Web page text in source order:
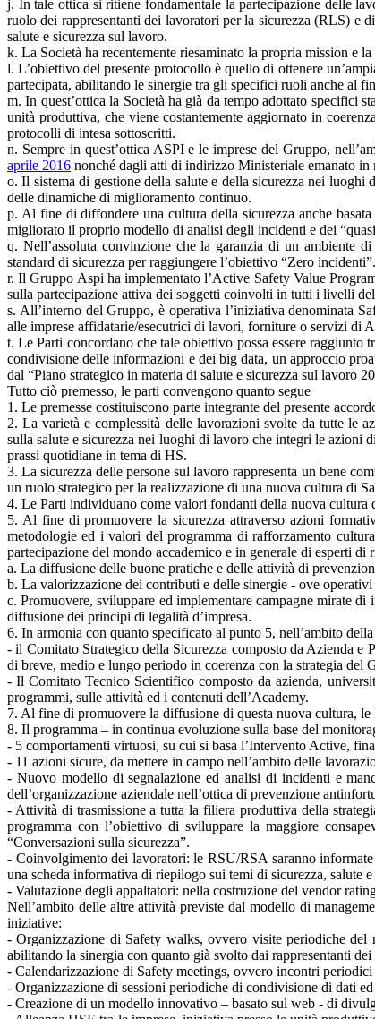
j. In tale ottica si ritiene fondamentale la partecipazione delle
ruolo dei rappresentanti dei lavoratori per la sicurezza (RLS) e
salute e sicurezza sul lavoro.
k. La Società ha recentemente riesaminato la propria mission e
l. L’obiettivo del presente protocollo è quello di ottenere
partecipata, abilitando le sinergie tra gli specifici ruoli anche al
m. In quest’ottica la Società ha già da tempo adottato specifici
unità produttiva, che viene costantemente aggiornato in
protocolli di intesa sottoscritti.
n. Sempre in quest’ottica ASPI e le imprese del Gruppo,
aprile 2016 nonché dagli atti di indirizzo Ministeriale emanato in
o. Il sistema di gestione della salute e della sicurezza nei
delle dinamiche di miglioramento continuo.
p. Al fine di diffondere una cultura della sicurezza anche
migliorato il proprio modello di analisi degli incidenti e dei
q. Nell’assoluta convinzione che la garanzia di un ambiente
standard di sicurezza per raggiungere l’obiettivo “Zero incidenti”.
r. Il Gruppo Aspi ha implementato l’Active Safety Value
sulla partecipazione attiva dei soggetti coinvolti in tutti i livelli
s. All’interno del Gruppo, è operativa l’iniziativa denominata
alle imprese affidatarie/esecutrici di lavori, forniture o servizi di
t. Le Parti concordano che tale obiettivo possa essere raggiunto
condivisione delle informazioni e dei big data, un approccio
dal “Piano strategico in materia di salute e sicurezza sul lavoro
Tutto ciò premesso, le parti convengono quanto segue
1. Le premesse costituiscono parte integrante del presente
2. La varietà e complessità delle lavorazioni svolte da tutte le
sulla salute e sicurezza nei luoghi di lavoro che integri le azioni
prassi quotidiane in tema di HS.
3. La sicurezza delle persone sul lavoro rappresenta un bene
un ruolo strategico per la realizzazione di una nuova cultura di
4. Le Parti individuano come valori fondanti della nuova cultura
5. Al fine di promuovere la sicurezza attraverso azioni
metodologie ed i valori del programma di rafforzamento
partecipazione del mondo accademico e in generale di esperti
a. La diffusione delle buone pratiche e delle attività di
b. La valorizzazione dei contributi e delle sinergie - ove
c. Promuovere, sviluppare ed implementare campagne mirate
diffusione dei principi di legalità d’impresa.
6. In armonia con quanto specificato al punto 5, nell’ambito
- il Comitato Strategico della Sicurezza composto da Azienda
di breve, medio e lungo periodo in coerenza con la strategia del
- Il Comitato Tecnico Scientifico composto da azienda,
programmi, sulle attività ed i contenuti dell’Academy.
7. Al fine di promuovere la diffusione di questa nuova cultura,
8. Il programma – in continua evoluzione sulla base del
- 5 comportamenti virtuosi, su cui si basa l’Intervento Active,
- 11 azioni sicure, da mettere in campo nell’ambito delle
- Nuovo modello di segnalazione ed analisi di incidenti e
dell’organizzazione aziendale nell’ottica di prevenzione
- Attività di trasmissione a tutta la filiera produttiva della
programma con l’obiettivo di sviluppare la maggiore
“Conversazioni sulla sicurezza”.
- Coinvolgimento dei lavoratori: le RSU/RSA saranno
una scheda informativa di riepilogo sui temi di sicurezza, salute
- Valutazione degli appaltatori: nella costruzione del vendor
Nell’ambito delle altre attività previste dal modello di
iniziative:
- Organizzazione di Safety walks, ovvero visite periodiche del
abilitando la sinergia con quanto già svolto dai rappresentanti
- Calendarizzazione di Safety meetings, ovvero incontri
- Organizzazione di sessioni periodiche di condivisione di dati
- Creazione di un modello innovativo – basato sul web - di